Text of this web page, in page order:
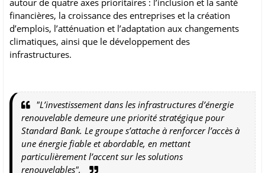
autour de quatre axes prioritaires : l’inclusion et la santé
financières, la croissance des entreprises et la création
d’emplois, l’atténuation et l’adaptation aux changements
climatiques, ainsi que le développement des
infrastructures.
"L’investissement dans les infrastructures d’énergie
renouvelable demeure une priorité stratégique pour
Standard Bank. Le groupe s’attache à renforcer l’accès à
une énergie fiable et abordable, en mettant
particulièrement l’accent sur les solutions
renouvelables",